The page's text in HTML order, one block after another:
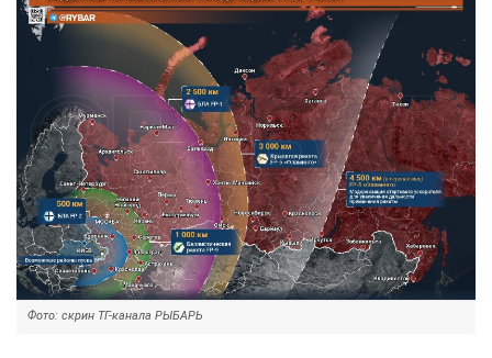
Фото: скрин ТГ-канала РЫБАРЬ